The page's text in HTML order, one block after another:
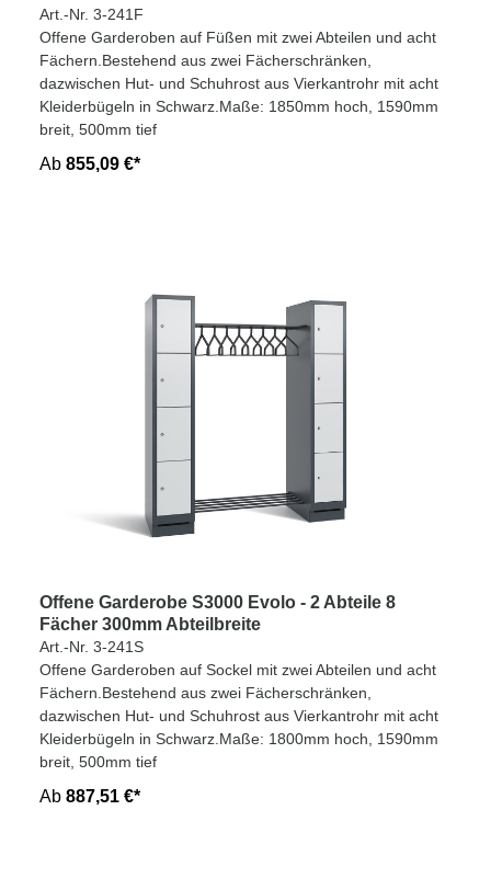
Art.-Nr. 3-241F
Offene Garderoben auf Füßen mit zwei Abteilen und acht
Fächern.Bestehend aus zwei Fächerschränken,
dazwischen Hut- und Schuhrost aus Vierkantrohr mit acht
Kleiderbügeln in Schwarz.Maße: 1850mm hoch, 1590mm
breit, 500mm tief
Ab 855,09 €*
Offene Garderobe S3000 Evolo - 2 Abteile 8
Fächer 300mm Abteilbreite
Art.-Nr. 3-241S
Offene Garderoben auf Sockel mit zwei Abteilen und acht
Fächern.Bestehend aus zwei Fächerschränken,
dazwischen Hut- und Schuhrost aus Vierkantrohr mit acht
Kleiderbügeln in Schwarz.Maße: 1800mm hoch, 1590mm
breit, 500mm tief
Ab 887,51 €*